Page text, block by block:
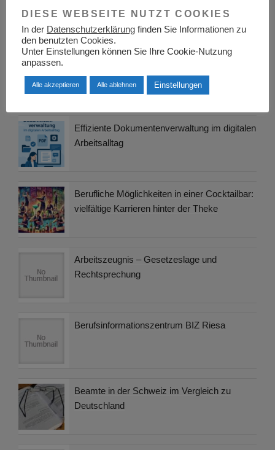
und Trainer
Effiziente Dokumentenverwaltung im digitalen
Arbeitsalltag
Berufliche Möglichkeiten in einer Cocktailbar:
vielfältige Karrieren hinter der Theke
Arbeitszeugnis – Gesetzeslage und
Rechtsprechung
Berufsinformationszentrum BIZ Riesa
Beamte in der Schweiz im Vergleich zu
Deutschland
DIESE WEBSEITE NUTZT COOKIES
In der Datenschutzerklärung finden Sie Informationen zu
den benutzten Cookies.
Unter Einstellungen können Sie Ihre Cookie-Nutzung
anpassen.
Alle akzeptieren Alle ablehnen Einstellungen